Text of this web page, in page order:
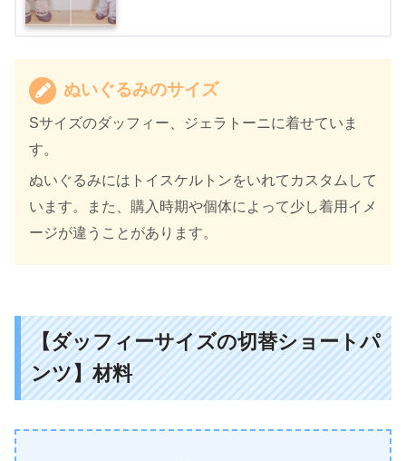
ぬいぐるみのサイズ
Sサイズのダッフィー、ジェラトーニに着せていま
す。
ぬいぐるみにはトイスケルトンをいれてカスタムして
います。また、購入時期や個体によって少し着用イメ
ージが違うことがあります。
【ダッフィーサイズの切替ショートパ
ンツ】材料